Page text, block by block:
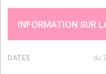
INFORMATION SUR
DATES du